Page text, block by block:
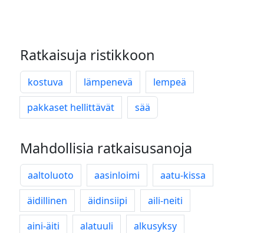
Ratkaisuja ristikkoon
kostuva lämpenevä
lempeä
pakkaset hellittävät
sää
Mahdollisia ratkaisusanoja
aaltoluoto aasinloimi
aatu-kissa
äidillinen
äidinsiipi
aili-neiti
aini-äiti
alatuuli
alkusyksy